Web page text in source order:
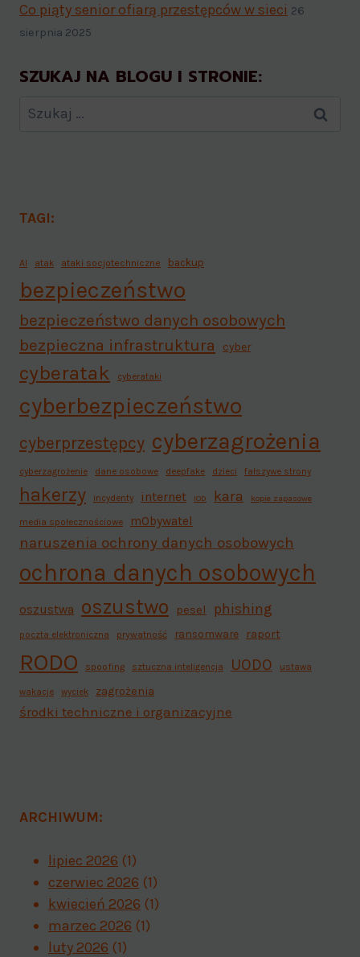
Co piąty senior ofiarą przestępców w sieci 26
sierpnia 2025
SZUKAJ NA BLOGU I STRONIE:
TAGI:
AI atak ataki socjotechniczne backup
bezpieczeństwo
bezpieczeństwo danych osobowych
bezpieczna infrastruktura
cyber
cyberatak cyberataki
cyberbezpieczeństwo
cyberprzestępcy cyberzagrożenia
cyberzagrożenie dane osobowe deepfake dzieci fałszywe strony
hakerzy incydenty internet IOD kara kopie zapasowe
media społecznościowe mObywatel
naruszenia ochrony danych osobowych
ochrona danych osobowych
oszustwa oszustwo pesel phishing
poczta elektroniczna prywatność ransomware raport
RODO spoofing sztuczna inteligencja UODO ustawa
wakacje wyciek zagrożenia
środki techniczne i organizacyjne
ARCHIWUM:
lipiec 2026 (1)
czerwiec 2026 (1)
kwiecień 2026 (1)
marzec 2026 (1)
luty 2026 (1)